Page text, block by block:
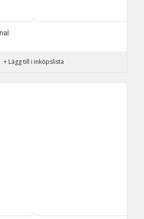
+ Lägg till i inköpslista